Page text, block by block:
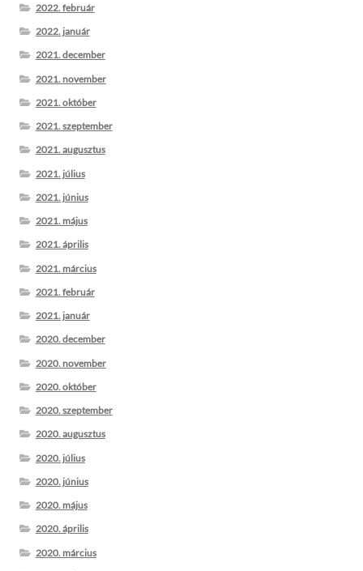
2022. február
2022. január
2021. december
2021. november
2021. október
2021. szeptember
2021. augusztus
2021. július
2021. június
2021. május
2021. április
2021. március
2021. február
2021. január
2020. december
2020. november
2020. október
2020. szeptember
2020. augusztus
2020. július
2020. június
2020. május
2020. április
2020. március